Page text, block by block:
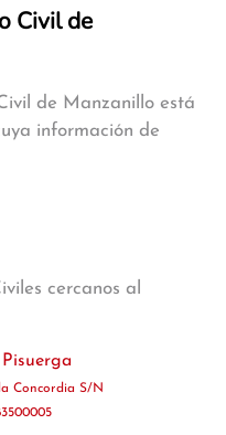
Civil de
de Manzanillo está
información de
cercanos al
Concordia S/N